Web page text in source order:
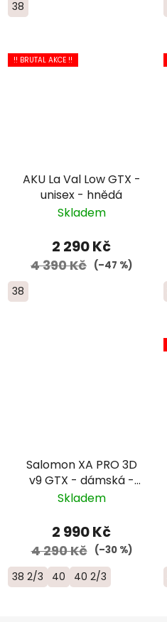
38
!! BRUTAL AKCE !!
AKU La Val Low GTX -
unisex - hnědá
Skladem
2 290 Kč
4 390 Kč (–47 %)
38
Salomon XA PRO 3D
v9 GTX - dámská -
fialová/žlutá/černá
Skladem
2 990 Kč
4 290 Kč (–30 %)
38 2/3 40 40 2/3